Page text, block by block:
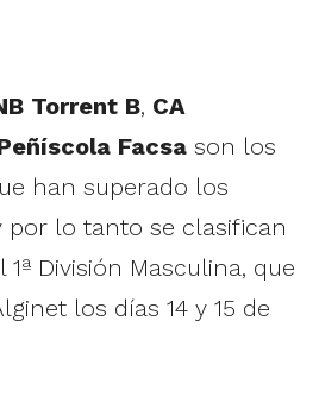
Torrent B, CA
Facsa son los
han superado los
por lo tanto se clasifican
1ª División Masculina, que
los días 14 y 15 de